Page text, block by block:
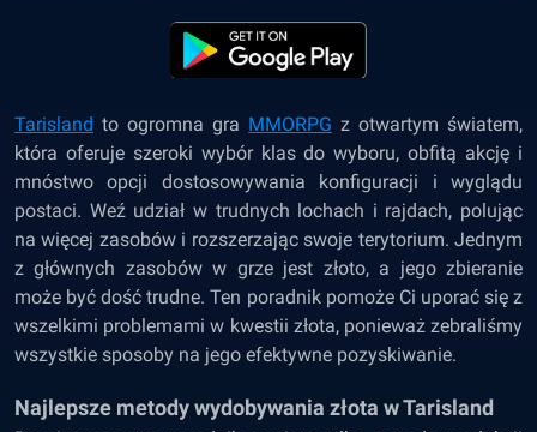
Tarisland to ogromna gra MMORPG z otwartym światem,
która oferuje szeroki wybór klas do wyboru, obfitą akcję i
mnóstwo opcji dostosowywania konfiguracji i wyglądu
postaci. Weź udział w trudnych lochach i rajdach, polując
na więcej zasobów i rozszerzając swoje terytorium. Jednym
z głównych zasobów w grze jest złoto, a jego zbieranie
może być dość trudne. Ten poradnik pomoże Ci uporać się z
wszelkimi problemami w kwestii złota, ponieważ zebraliśmy
wszystkie sposoby na jego efektywne pozyskiwanie.
Najlepsze metody wydobywania złota w Tarisland